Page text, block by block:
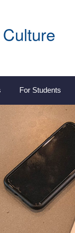
For Students